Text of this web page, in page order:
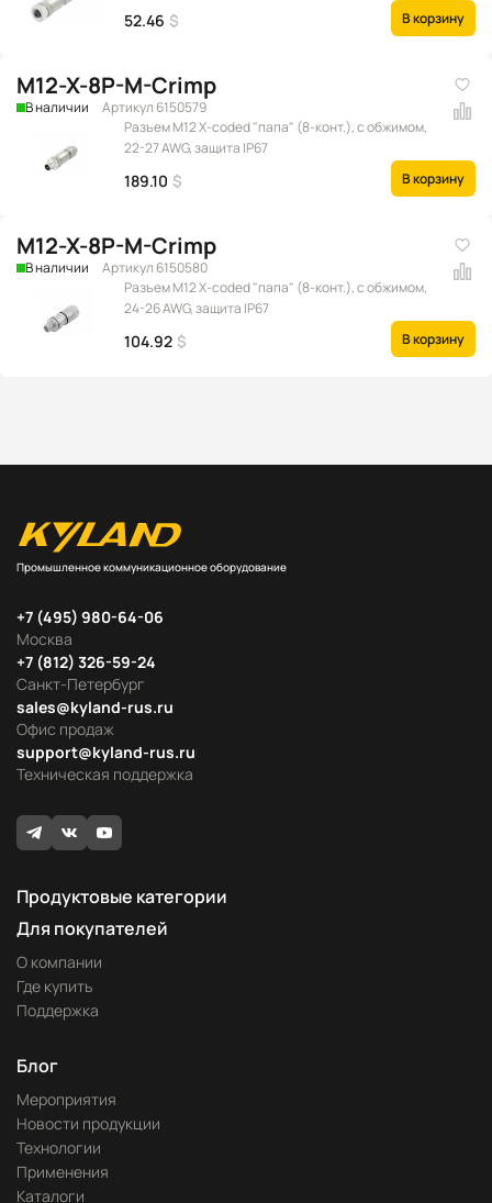
52.46 $ В корзину
M12-X-8P-M-Crimp
В наличии
Артикул 6150579
Разъем M12 X-coded "папа" (8-конт.), с обжимом,
22-27 AWG, защита IP67
189.10 $ В корзину
M12-X-8P-M-Crimp
В наличии
Артикул 6150580
Разъем M12 X-coded "папа" (8-конт.), с обжимом,
24-26 AWG, защита IP67
104.92 $ В корзину
Промышленное коммуникационное оборудование
Москва
+7 (495) 980-64-06
Офис продаж
sales@kyland-rus.ru
Санкт-Петербург
+7 (812) 326-59-24
Техническая поддержка
support@kyland-rus.ru
Продуктовые категории
Для покупателей
О компании
Где купить
Поддержка
Блог
Мероприятия
Новости продукции
Технологии
Применения
Каталоги